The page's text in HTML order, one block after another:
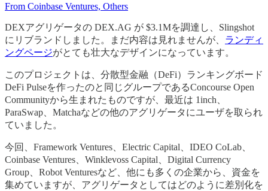
From Coinbase Ventures, Others
DEXアグリゲータの DEX.AG が $3.1Mを調達し、Slingshot
にリブランドしました。まだ内容は見れませんが、 ランディ
ングページがとても壮大なデザインになっています。
このプロジェクトは、分散型金融（DeFi）ランキングボード
DeFi Pulseを作ったのと同じグループであるConcourse Open
Communityから生まれたものですが、最近は 1inch、
ParaSwap、Matchaなどの他のアグリゲータにユーザを取られ
ていました。
今回、Framework Ventures、Electric Capital、IDEO CoLab、
Coinbase Ventures、Winklevoss Capital、Digital Currency
Group、Robot Venturesなど、他にも多くの企業から、資金を
集めていますが、アグリゲータとしてはどのように差別化を